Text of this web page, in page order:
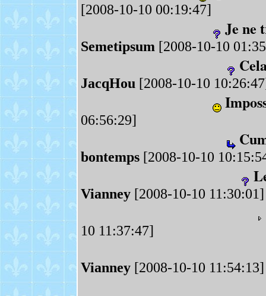
[2008-10-10 00:19:47]
Je ne
Semetipsum [2008-10-10
JacqHou [2008-10-10
06:56:29]
bontemps[2008-10-10
Vianney[2008-10-10 11:30:01]
10 11:37:47]
Vianney[2008-10-10 11:54:13]